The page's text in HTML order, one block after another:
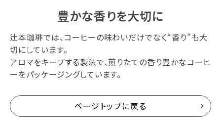
豊かな香りを大切に
辻本珈琲では、コーヒーの味わいだけでなく“香り”も大
切にしています。
アロマをキープする製法で、煎りたての香り豊かなコーヒ
ーをパッケージングしています。
ページトップに戻る